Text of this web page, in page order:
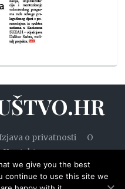
Izjava o privatnosti
O
Kontakt
we give you the best
continue to use this site we